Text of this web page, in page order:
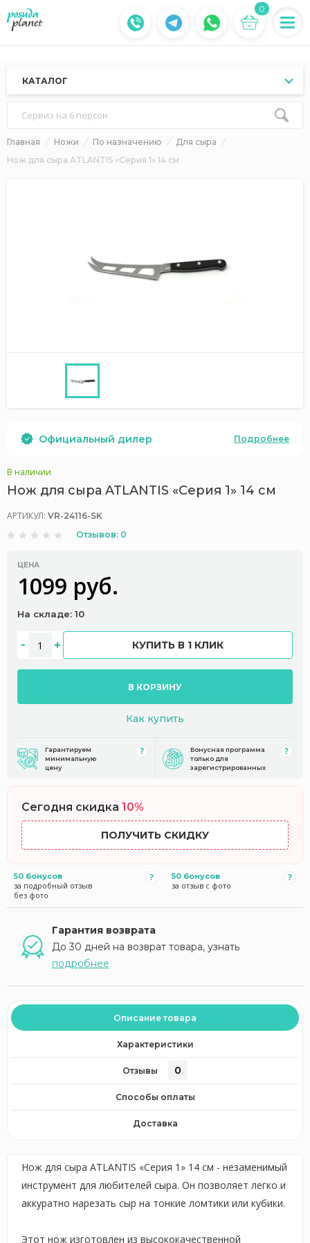
0
КАТАЛОГ
Сервиз на 6 персон
Главная Ножи По назначению
Для сыра
Нож для сыра ATLANTIS «Серия 1» 14 см
Официальный дилер Подробнее
В наличии
Нож для сыра ATLANTIS «Серия 1» 14 см
АРТИКУЛ: VR-24116-SK
Отзывов: 0
ЦЕНА
1099 руб.
На складе: 10
КУПИТЬ В 1 КЛИК
В КОРЗИНУ
Как купить
Гарантируем
минимальную
цену
Бонусная программа
только для
зарегистрированных
Сегодня скидка 10%
ПОЛУЧИТЬ СКИДКУ
50 бонусов
за подробный отзыв
без фото
50 бонусов
за отзыв с фото
Гарантия возврата
До 30 дней на возврат товара, узнать
подробнее
Описание товара
Характеристики
Отзывы 0
Способы оплаты
Доставка
Нож для сыра ATLANTIS «Серия 1» 14 см - незаменимый
инструмент для любителей сыра. Он позволяет легко и
аккуратно нарезать сыр на тонкие ломтики или кубики.
Этот нож изготовлен из высококачественной